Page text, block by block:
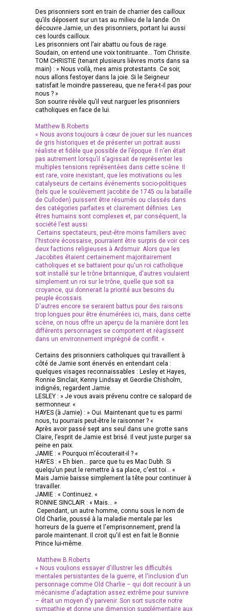
Des prisonniers sont en train de charrier des cailloux
qu’ils déposent sur un tas au milieu de la lande. On
découvre Jamie, un des prisonniers, portant lui aussi
ces lourds cailloux.
Les prisonniers ont l’air abattu ou fous de rage.
Soudain, on entend une voix tonitruante… Tom Chrisite.
TOM CHRISTIE (tenant plusieurs lièvres morts dans sa
main) : » Nous voilà, mes amis protestants. Ce soir,
nous allons festoyer dans la joie. Si le Seigneur
satisfait le moindre passereau, que ne fera-t-il pas pour
nous ? »
Son sourire révèle qu’il veut narguer les prisonniers
catholiques en face de lui.
Matthew B.Roberts
« Nous avons toujours à cœur de jouer sur les nuances
de gris historiques et de présenter un portrait aussi
réaliste et fidèle que possible de l’époque. Il n’en était
pas autrement lorsqu’il s’agissait de représenter les
multiples tensions représentées dans cette scène. Il
est rare, voire inexistant, que les motivations ou les
catalyseurs de certains événements socio-politiques
(tels que le soulèvement jacobite de 1745 ou la bataille
de Culloden) puissent être résumés ou classés dans
des catégories parfaites et clairement définies. Les
êtres humains sont complexes et, par conséquent, la
société l’est aussi.
Certains spectateurs, peut-être moins familiers avec
l'histoire écossaise, pourraient être surpris de voir ces
deux factions religieuses à Ardsmuir. Alors que les
Jacobites étaient certainement majoritairement
catholiques et se battaient pour qu'un roi catholique
soit installé sur le trône britannique, d'autres voulaient
simplement un roi sur le trône, quelle que soit sa
croyance, qui donnerait la priorité aux besoins du
peuple écossais.
D'autres encore se seraient battus pour des raisons
trop longues pour être énumérées ici, mais, dans cette
scène, on nous offre un aperçu de la manière dont les
différents personnages se comportent et réagissent
dans un environnement imprégné de conflit. «
Certains des prisonniers catholiques qui travaillent à
côté de Jamie sont énervés en entendant cela :
quelques visages reconnaissables : Lesley et Hayes,
Ronnie Sinclair, Kenny Lindsay et Geordie Chisholm,
indignés, regardent Jamie.
LESLEY : » Je vous avais prévenu contre ce salopard de
sermonneur. «
HAYES (à Jamie) : » Oui. Maintenant que tu es parmi
nous, tu pourrais peut-être le raisonner ? «
Après avoir passé sept ans seul dans une grotte sans
Claire, l’esprit de Jamie est brisé. Il veut juste purger sa
peine en paix.
JAMIE : « Pourquoi m'écouterait-il ? «
HAYES : « Eh bien... parce que tu es Mac Dubh. Si
quelqu’un peut le remettre à sa place, c'est toi... «
Mais Jamie baisse simplement la tête pour continuer à
travailler.
JAMIE : « Continuez. «
RONNIE SINCLAIR : « Mais… »
Cependant, un autre homme, connu sous le nom de
Old Charlie, poussé à la maladie mentale par les
horreurs de la guerre et l'emprisonnement, prend la
parole maintenant. Il croit qu'il est en fait le Bonnie
Prince lui-même.
Matthew B.Roberts
« Nous voulions essayer d'illustrer les difficultés
mentales persistantes de la guerre, et l'inclusion d'un
personnage comme Old Charlie – qui doit recourir à un
mécanisme d'adaptation assez extrême pour survivre
– était un moyen d'y parvenir. Son sort suscite notre
sympathie et donne une dimension supplémentaire aux